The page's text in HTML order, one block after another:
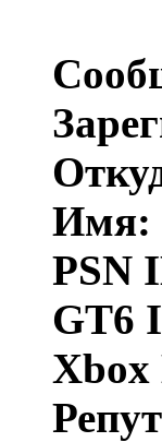
Имя:
PSN
GT6